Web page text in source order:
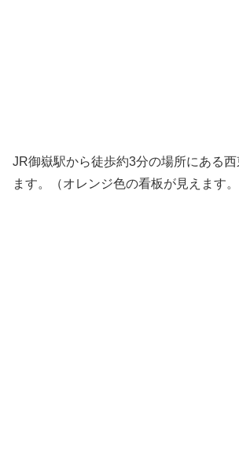
JR御嶽駅から徒歩約3分の場所にある
ます。（オレンジ色の看板が見えます。